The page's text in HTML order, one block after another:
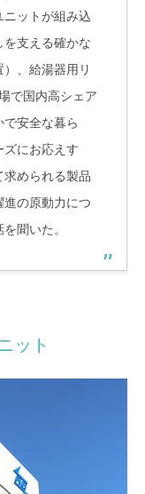
ニットが組み込
を支える確かな
、給湯器用リ
で国内高シェア
安全な暮ら
ズにお応えす
求められる製品
の原動力につ
聞いた。
ット